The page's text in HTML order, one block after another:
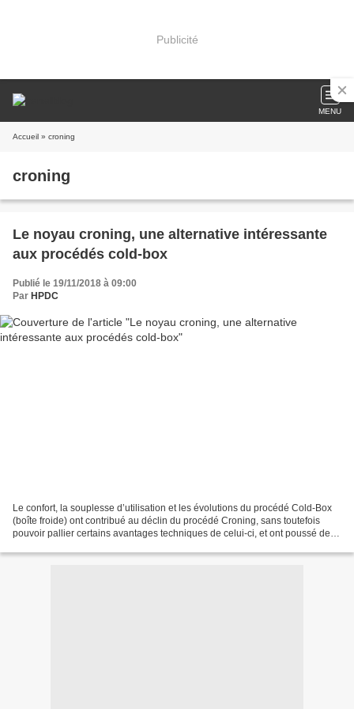
Publicité
MENU
Accueil » croning
croning
Le noyau croning, une alternative intéressante
aux procédés cold-box
Publié le 19/11/2018 à 09:00
Par HPDC
Le confort, la souplesse d’utilisation et les évolutions du procédé Cold-Box
(boîte froide) ont contribué au déclin du procédé Croning, sans toutefois
pouvoir pallier certains avantages techniques de celui-ci, et ont poussé de